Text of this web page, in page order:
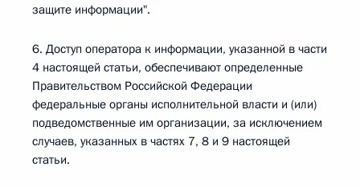
защите информации".
6. Доступ оператора к информации, указанной в части
4 настоящей статьи, обеспечивают определенные
Правительством Российской Федерации
федеральные органы исполнительной власти и (или)
подведомственные им организации, за исключением
случаев, указанных в частях 7, 8 и 9 настоящей
статьи.